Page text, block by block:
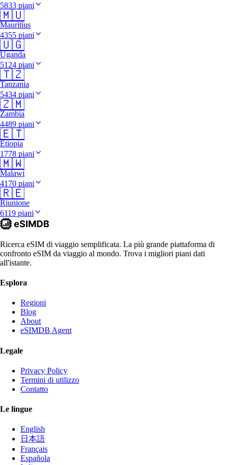
5833 piani
🇲🇺
Mauritius
4355 piani
🇺🇬
Uganda
5124 piani
🇹🇿
Tanzania
5434 piani
🇿🇲
Zambia
4489 piani
🇪🇹
Etiopia
1778 piani
🇲🇼
Malawi
4170 piani
🇷🇪
Riunione
6119 piani
Ricerca eSIM di viaggio semplificata. La più grande piattaforma di
confronto eSIM da viaggio al mondo. Trova i migliori piani dati
all'istante.
Esplora
Regioni
Blog
About
eSIMDB Agent
Legale
Privacy Policy
Termini di utilizzo
Contatto
Le lingue
English
日本語
Français
Española